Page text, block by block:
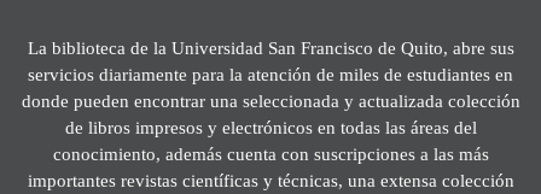
La biblioteca de la Universidad San Francisco de Quito, abre sus
servicios diariamente para la atención de miles de estudiantes en
donde pueden encontrar una seleccionada y actualizada colección
de libros impresos y electrónicos en todas las áreas del
conocimiento, además cuenta con suscripciones a las más
importantes revistas científicas y técnicas, una extensa colección